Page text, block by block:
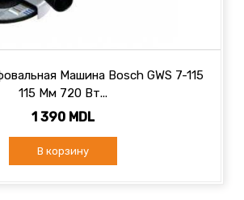
Машина Bosch GWS 7-115
115 Мм 720 Вт...
1 390 MDL
В корзину